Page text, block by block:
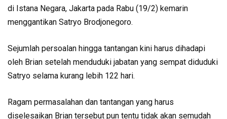
di Istana Negara, Jakarta pada Rabu (19/2) kemarin
menggantikan Satryo Brodjonegoro.
Sejumlah persoalan hingga tantangan kini harus dihadapi
oleh Brian setelah menduduki jabatan yang sempat diduduki
Satryo selama kurang lebih 122 hari.
Ragam permasalahan dan tantangan yang harus
diselesaikan Brian tersebut pun tentu tidak akan semudah